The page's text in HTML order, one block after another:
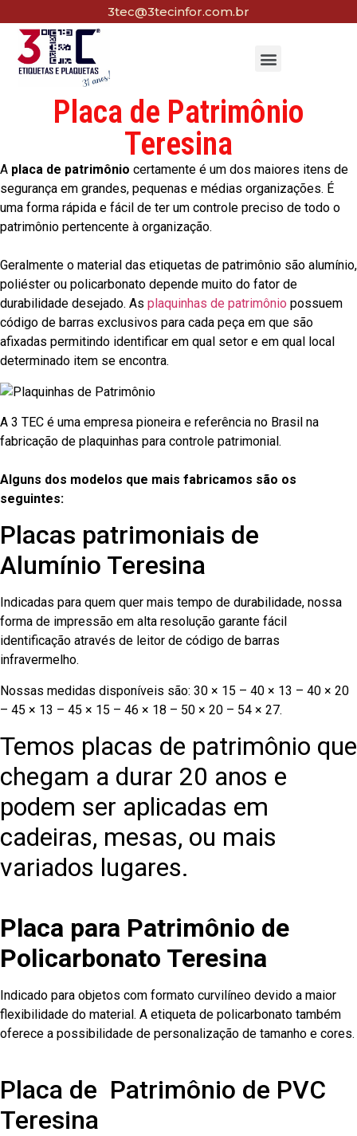
3tec@3tecinfor.com.br
Placa de Patrimônio
Teresina
A placa de patrimônio certamente é um dos maiores itens de
segurança em grandes, pequenas e médias organizações. É
uma forma rápida e fácil de ter um controle preciso de todo o
patrimônio pertencente à organização.
Geralmente o material das etiquetas de patrimônio são alumínio,
poliéster ou policarbonato depende muito do fator de
durabilidade desejado. As plaquinhas de patrimônio possuem
código de barras exclusivos para cada peça em que são
afixadas permitindo identificar em qual setor e em qual local
determinado item se encontra.
A 3 TEC é uma empresa pioneira e referência no Brasil na
fabricação de plaquinhas para controle patrimonial.
Alguns dos modelos que mais fabricamos são os
seguintes:
Placas patrimoniais de
Alumínio Teresina
Indicadas para quem quer mais tempo de durabilidade, nossa
forma de impressão em alta resolução garante fácil
identificação através de leitor de código de barras
infravermelho.
Nossas medidas disponíveis são: 30 × 15 – 40 × 13 – 40 × 20
– 45 × 13 – 45 × 15 – 46 × 18 – 50 × 20 – 54 × 27.
Temos placas de patrimônio que
chegam a durar 20 anos e
podem ser aplicadas em
cadeiras, mesas, ou mais
variados lugares.
Placa para Patrimônio de
Policarbonato Teresina
Indicado para objetos com formato curvilíneo devido a maior
flexibilidade do material. A etiqueta de policarbonato também
oferece a possibilidade de personalização de tamanho e cores.
Placa de Patrimônio de PVC
Teresina